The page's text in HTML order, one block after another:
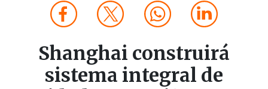
Shanghai construirá
sistema integral de